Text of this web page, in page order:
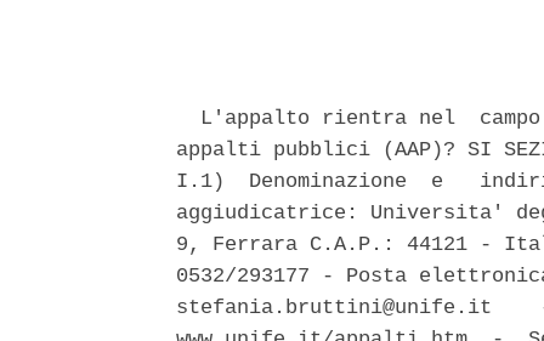
L'appalto rientra nel
appalti pubblici (AAP)? SI
I.1)  Denominazione  e
aggiudicatrice: Universita'
9, Ferrara C.A.P.: 44121 -
0532/293177 - Posta
stefania.bruttini@unife.it